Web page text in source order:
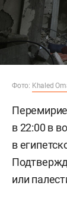
Фото: Khaled
в 22:00 в
в
или